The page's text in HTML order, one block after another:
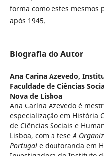
forma como estes
após 1945.
Biografia do Autor
Ana Carina Azevedo,
Faculdade de Ciências
Nova de Lisboa
Ana Carina Azevedo é
especialização em História
de Ciências Sociais e
Lisboa, com a teseA
Portugal e doutoranda em